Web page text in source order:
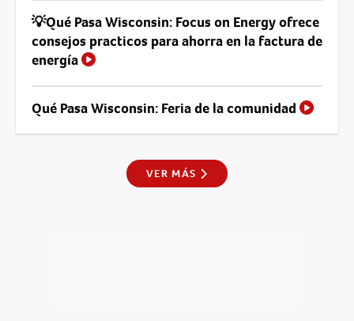
💡Qué Pasa Wisconsin: Focus on Energy ofrece
consejos practicos para ahorra en la factura de
energía
Qué Pasa Wisconsin: Feria de la comunidad
VER MÁS